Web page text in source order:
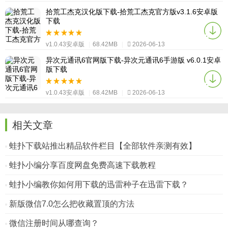
拾荒工杰克汉化版下载-拾荒工杰克官方版v3.1.6安卓版
下载
v1.0.43安卓版 68.42MB 2026-06-13
异次元通讯6官网版下载-异次元通讯6手游版 v6.0.1安卓
版下载
v1.0.43安卓版 68.42MB 2026-06-13
相关文章
蛙扑下载站推出精品软件栏目【全部软件亲测有效】
蛙扑小编分享百度网盘免费高速下载教程
蛙扑小编教你如何用下载的迅雷种子在迅雷下载？
新版微信7.0怎么把收藏置顶的方法
微信注册时间从哪查询？